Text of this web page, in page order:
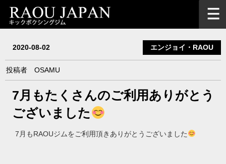
2020-08-02 エンジョイ・RAOU
投稿者 OSAMU
7月もたくさんのご利用ありがとう
ございました
7月もRAOUジムをご利用頂きありがとうございました